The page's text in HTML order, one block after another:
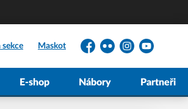
sekce Maskot
Facebook
FlickrInstagramYouTube
E-shop Nábory Partneři